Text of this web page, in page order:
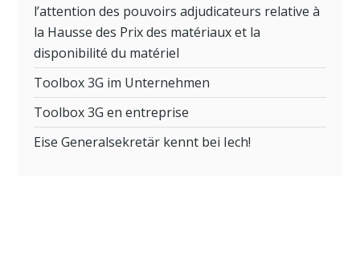
l’attention des pouvoirs adjudicateurs relative à
la Hausse des Prix des matériaux et la
disponibilité du matériel
Toolbox 3G im Unternehmen
Toolbox 3G en entreprise
Eise Generalsekretär kennt bei Iech!